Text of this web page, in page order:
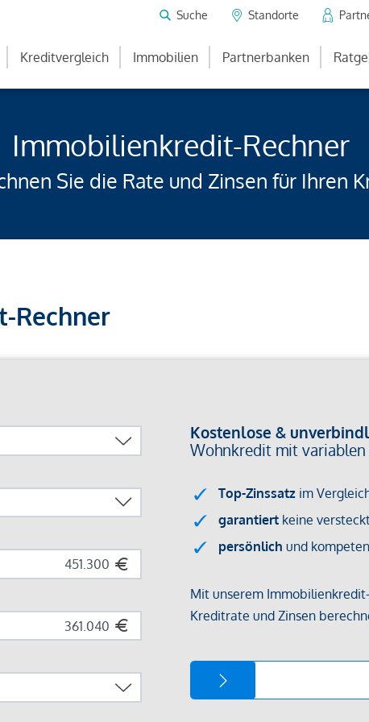
Suche Standorte
Kreditvergleich Immobilien Partnerbanken
Immobilienkredit-Rechner
Sie die Rate und Zinsen für Ihren
Rechner